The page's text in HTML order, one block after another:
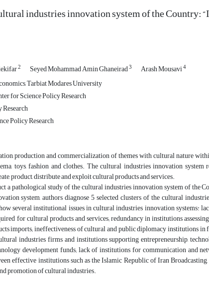
industries innovation system of the Country:
2 Seyed Mohammad Amin Ghaneirad3 Arash Mousavi4
Tarbiat Modares University
for Science Policy Research
Policy Research
production and commercialization of themes with cultural nature
toys, fashion and clothes. The cultural industries innovation
product, distribute and exploit cultural products and services.
a pathological study of the cultural industries innovation system of the
system, authors diagnose 5 selected clusters of the cultural
several institutional issues in cultural industries innovation systems:
for cultural products and services; redundancy in institutions
imports; ineffectiveness of cultural and public diplomacy institutions
industries firms and institutions supporting entrepreneurship,
development funds; lack of institutions for communication and
effective institutions such as the Islamic Republic of Iran
promotion of cultural industries.